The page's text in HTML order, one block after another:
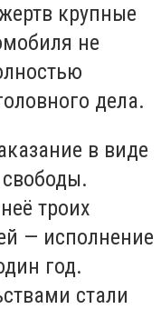
крупные
не
дела.
в виде
троих
— исполнение
год.
стали